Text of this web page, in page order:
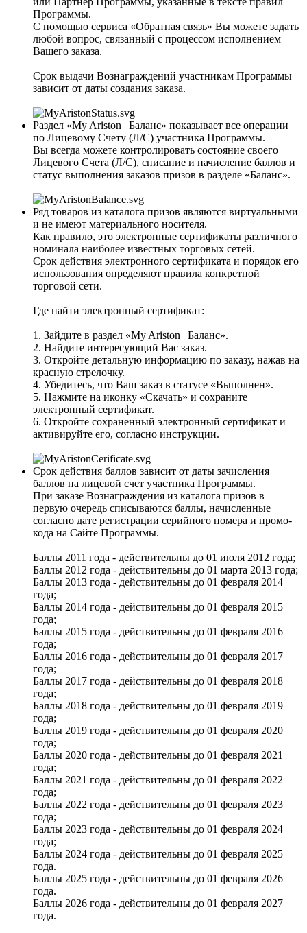
Программы.
C помощью сервиса «Обратная связь» Вы можете задать
любой вопрос, связанный с процессом исполнением
Вашего заказа.
Срок выдачи Вознаграждений участникам Программы
зависит от даты создания заказа.
Раздел «My Ariston | Баланс» показывает все операции
по Лицевому Счету (Л/С) участника Программы.
Вы всегда можете контролировать состояние своего
Лицевого Счета (Л/С), списание и начисление баллов и
статус выполнения заказов призов в разделе «Баланс».
Ряд товаров из каталога призов являются виртуальными
и не имеют материального носителя.
Как правило, это электронные сертификаты различного
номинала наиболее известных торговых сетей.
Срок действия электронного сертификата и порядок его
использования определяют правила конкретной
торговой сети.
Где найти электронный сертификат:
1. Зайдите в раздел «My Ariston | Баланс».
2. Найдите интересующий Вас заказ.
3. Откройте детальную информацию по заказу, нажав на
красную стрелочку.
4. Убедитесь, что Ваш заказ в статусе «Выполнен».
5. Нажмите на иконку «Скачать» и сохраните
электронный сертификат.
6. Откройте сохраненный электронный сертификат и
активируйте его, согласно инструкции.
Срок действия баллов зависит от даты зачисления
баллов на лицевой счет участника Программы.
При заказе Вознаграждения из каталога призов в
первую очередь списываются баллы, начисленные
согласно дате регистрации серийного номера и промо-
кода на Сайте Программы.
Баллы 2011 года - действительны до 01 июля 2012 года;
Баллы 2012 года - действительны до 01 марта 2013 года;
Баллы 2013 года - действительны до 01 февраля 2014
года;
Баллы 2014 года - действительны до 01 февраля 2015
года;
Баллы 2015 года - действительны до 01 февраля 2016
года;
Баллы 2016 года - действительны до 01 февраля 2017
года;
Баллы 2017 года - действительны до 01 февраля 2018
года;
Баллы 2018 года - действительны до 01 февраля 2019
года;
Баллы 2019 года - действительны до 01 февраля 2020
года;
Баллы 2020 года - действительны до 01 февраля 2021
года;
Баллы 2021 года - действительны до 01 февраля 2022
года;
Баллы 2022 года - действительны до 01 февраля 2023
года;
Баллы 2023 года - действительны до 01 февраля 2024
года;
Баллы 2024 года - действительны до 01 февраля 2025
года.
Баллы 2025 года - действительны до 01 февраля 2026
года.
Баллы 2026 года - действительны до 01 февраля 2027
года.